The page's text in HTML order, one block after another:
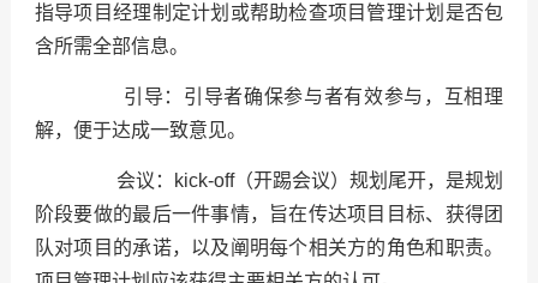
指导项目经理制定计划或帮助检查项目管理计划是否包
含所需全部信息。
引导：引导者确保参与者有效参与，互相理
解，便于达成一致意见。
会议：kick-off（开踢会议）规划尾开，是规划
阶段要做的最后一件事情，旨在传达项目目标、获得团
队对项目的承诺，以及阐明每个相关方的角色和职责。